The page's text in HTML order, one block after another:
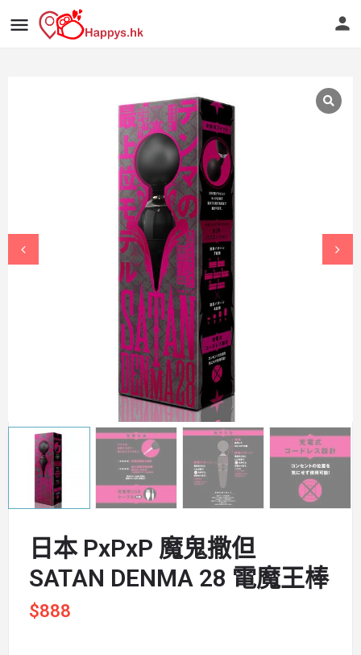
日本 PxPxP 魔鬼撒但
SATAN DENMA 28 電魔王棒
$888